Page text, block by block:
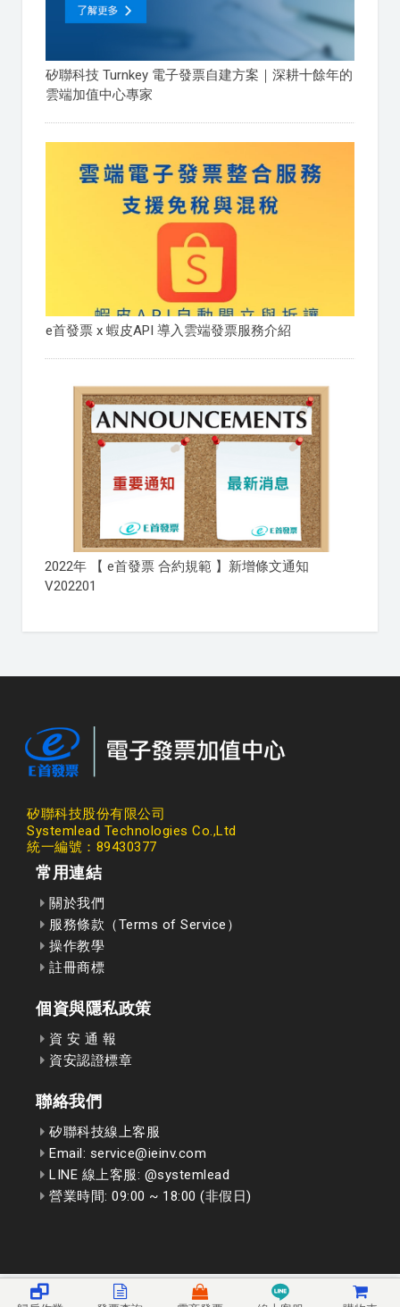
矽聯科技 Turnkey 電子發票自建方案｜深耕十餘年的
雲端加值中心專家
e首發票 x 蝦皮API 導入雲端發票服務介紹
2022年 【 e首發票 合約規範 】新增條文通知
V202201
矽聯科技股份有限公司
Systemlead Technologies Co.,Ltd
統一編號：89430377
常用連結
關於我們
服務條款（Terms of Service）
操作教學
註冊商標
個資與隱私政策
資 安 通 報
資安認證標章
聯絡我們
矽聯科技線上客服
Email: service@ieinv.com
LINE 線上客服: @systemlead
營業時間: 09:00 ~ 18:00 (非假日)